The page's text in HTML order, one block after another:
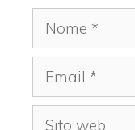
Nome
Email
Sito